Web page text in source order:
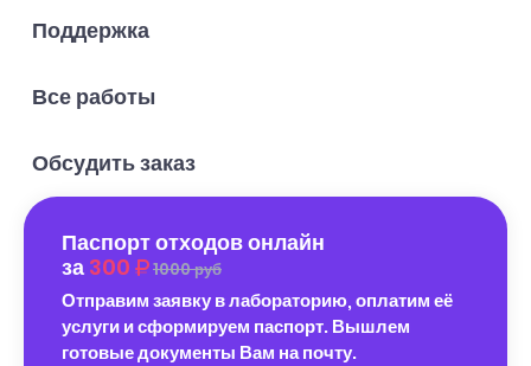
Поддержка
Все работы
Обсудить заказ
Паспорт отходов онлайн
за 300 1000 руб
Отправим заявку в лабораторию, оплатим её
услуги и сформируем паспорт. Вышлем
готовые документы Вам на почту.